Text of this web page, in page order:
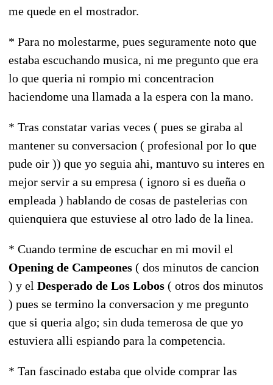
me quede en el mostrador.
* Para no molestarme, pues seguramente noto que
estaba escuchando musica, ni me pregunto que era
lo que queria ni rompio mi concentracion
haciendome una llamada a la espera con la mano.
* Tras constatar varias veces ( pues se giraba al
mantener su conversacion ( profesional por lo que
pude oir )) que yo seguia ahi, mantuvo su interes en
mejor servir a su empresa ( ignoro si es dueña o
empleada ) hablando de cosas de pastelerias con
quienquiera que estuviese al otro lado de la linea.
* Cuando termine de escuchar en mi movil el
Opening de Campeones ( dos minutos de cancion
) y el Desperado de Los Lobos ( otros dos minutos
) pues se termino la conversacion y me pregunto
que si queria algo; sin duda temerosa de que yo
estuviera alli espiando para la competencia.
* Tan fascinado estaba que olvide comprar las